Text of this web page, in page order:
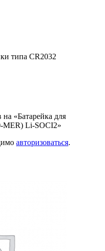
типа CR2032
«Батарейка для
MER) Li-SOCI2»
авторизоваться.